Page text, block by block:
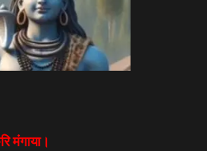
मंगाया।